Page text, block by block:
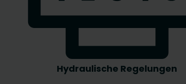
Hydraulische Regelungen